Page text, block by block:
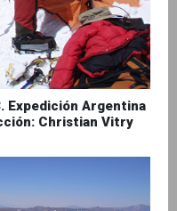
Expedición Argentina
Christian Vitry